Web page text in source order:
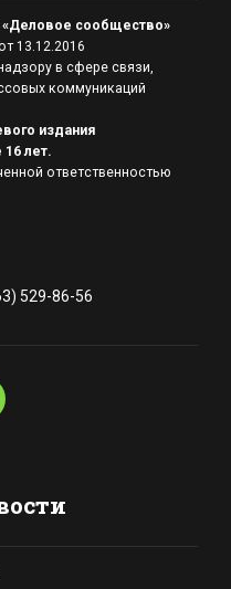
сообщество»
13.12.2016
в сфере связи,
коммуникаций
издания
лет.
ответственностью
529-86-56